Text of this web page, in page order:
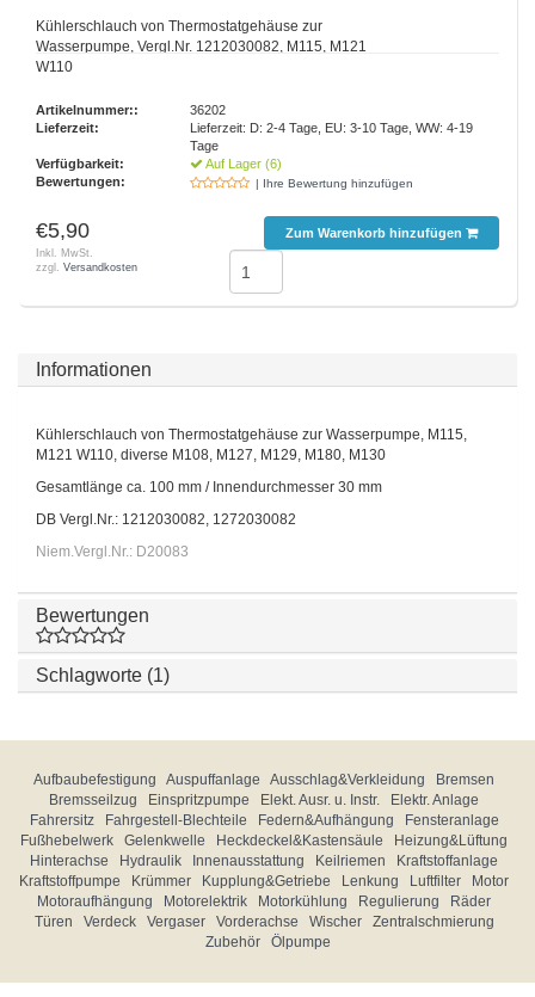
Kühlerschlauch von Thermostatgehäuse zur
Wasserpumpe, Vergl.Nr. 1212030082, M115, M121
W110
Artikelnummer::
36202
Lieferzeit:
Lieferzeit: D: 2-4 Tage, EU: 3-10 Tage, WW: 4-19
Tage
Verfügbarkeit:
Auf Lager (6)
Bewertungen:
| Ihre Bewertung hinzufügen
€5,90
Inkl. MwSt.
zzgl. Versandkosten
Zum Warenkorb hinzufügen
Informationen
Kühlerschlauch von Thermostatgehäuse zur Wasserpumpe, M115,
M121 W110, diverse M108, M127, M129, M180, M130
Gesamtlänge ca. 100 mm / Innendurchmesser 30 mm
DB Vergl.Nr.: 1212030082, 1272030082
Niem.Vergl.Nr.: D20083
Bewertungen
Schlagworte (1)
Aufbaubefestigung Auspuffanlage Ausschlag&Verkleidung
Bremsen
Bremsseilzug
Einspritzpumpe Elekt. Ausr. u. Instr.
Elektr. Anlage
Fahrersitz
Fahrgestell-Blechteile Federn&Aufhängung
Fensteranlage
Fußhebelwerk
Gelenkwelle Heckdeckel&Kastensäule
Heizung&Lüftung
Hinterachse
Hydraulik Innenausstattung Keilriemen
Kraftstoffanlage
Kraftstoffpumpe
Krümmer Kupplung&Getriebe Lenkung Luftfilter
Motor
Motoraufhängung
Motorelektrik Motorkühlung Regulierung
Räder
Türen
Verdeck Vergaser Vorderachse Wischer
Zentralschmierung
Zubehör
Ölpumpe